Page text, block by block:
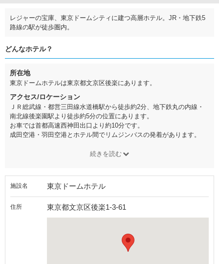
レジャーの宝庫、東京ドームシティに建つ高層ホテル。JR・地下鉄5
路線の駅が徒歩圏内。
どんなホテル？
所在地
東京ドームホテルは東京都文京区後楽にあります。
アクセス/ロケーション
ＪＲ総武線・都営三田線水道橋駅から徒歩約2分、地下鉄丸の内線・
南北線後楽園駅より徒歩約5分の位置にあります。
お車では首都高速西神田出口より約10分です。
成田空港・羽田空港とホテル間でリムジンバスの発着があります。
続きを読む
施設名 東京ドームホテル
住所 東京都文京区後楽1-3-61